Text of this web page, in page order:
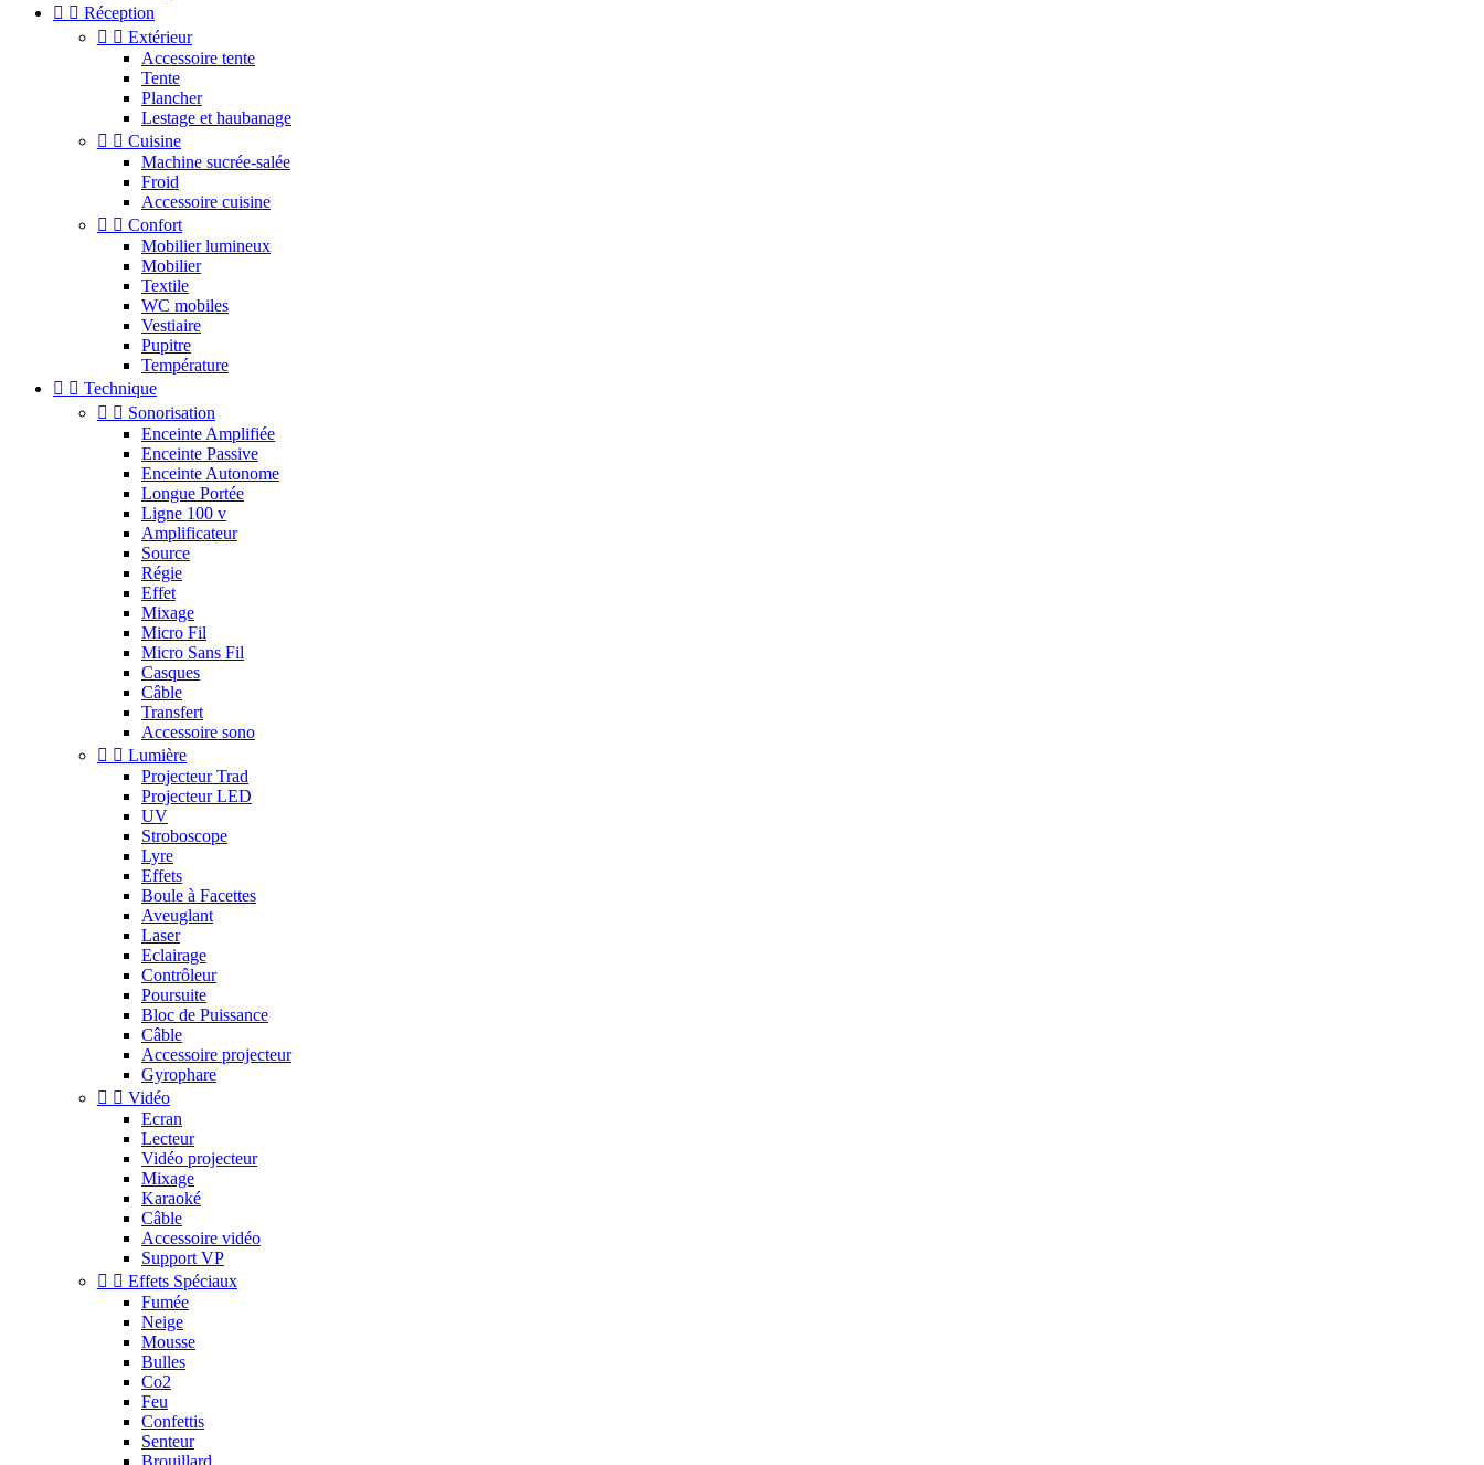
  Réception
  Extérieur
Accessoire tente
Tente
Plancher
Lestage et haubanage
  Cuisine
Machine sucrée-salée
Froid
Accessoire cuisine
  Confort
Mobilier lumineux
Mobilier
Textile
WC mobiles
Vestiaire
Pupitre
Température
  Technique
  Sonorisation
Enceinte Amplifiée
Enceinte Passive
Enceinte Autonome
Longue Portée
Ligne 100 v
Amplificateur
Source
Régie
Effet
Mixage
Micro Fil
Micro Sans Fil
Casques
Câble
Transfert
Accessoire sono
  Lumière
Projecteur Trad
Projecteur LED
UV
Stroboscope
Lyre
Effets
Boule à Facettes
Aveuglant
Laser
Eclairage
Contrôleur
Poursuite
Bloc de Puissance
Câble
Accessoire projecteur
Gyrophare
  Vidéo
Ecran
Lecteur
Vidéo projecteur
Mixage
Karaoké
Câble
Accessoire vidéo
Support VP
  Effets Spéciaux
Fumée
Neige
Mousse
Bulles
Co2
Feu
Confettis
Senteur
Brouillard